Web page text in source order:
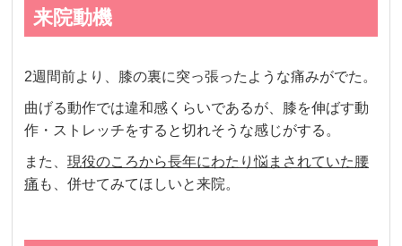
来院動機
2週間前より、膝の裏に突っ張ったような痛みがでた。
曲げる動作では違和感くらいであるが、膝を伸ばす動
作・ストレッチをすると切れそうな感じがする。
また、現役のころから長年にわたり悩まされていた腰
痛 も、併せてみてほしいと来院。